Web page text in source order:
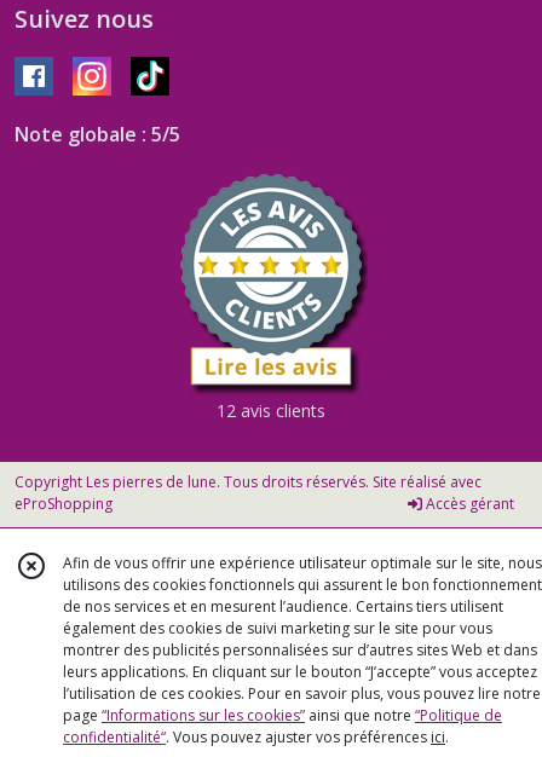
Suivez nous
Note globale : 5/5
12 avis clients
Copyright Les pierres de lune. Tous droits réservés. Site réalisé avec
eProShopping
Accès gérant
Afin de vous offrir une expérience utilisateur optimale sur le site, nous
utilisons des cookies fonctionnels qui assurent le bon fonctionnement
de nos services et en mesurent l’audience. Certains tiers utilisent
également des cookies de suivi marketing sur le site pour vous
montrer des publicités personnalisées sur d’autres sites Web et dans
leurs applications. En cliquant sur le bouton “J’accepte” vous acceptez
l’utilisation de ces cookies. Pour en savoir plus, vous pouvez lire notre
page “Informations sur les cookies” ainsi que notre “Politique de
confidentialité“. Vous pouvez ajuster vos préférences ici.